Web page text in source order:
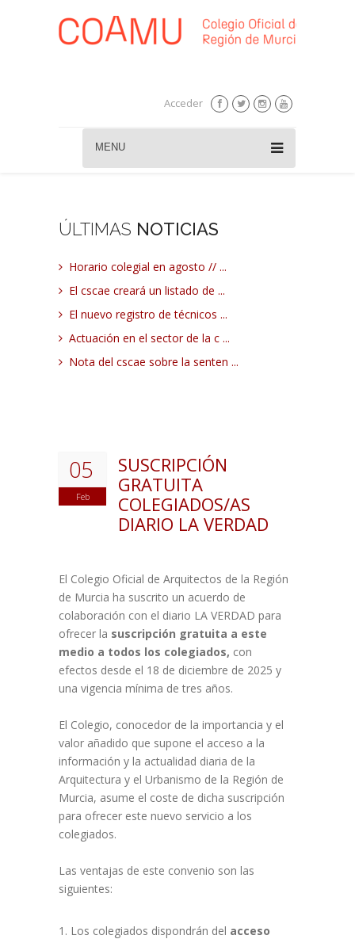
Acceder
MENU
ÚLTIMAS NOTICIAS
Horario colegial en agosto // ...
El cscae creará un listado de ...
El nuevo registro de técnicos ...
Actuación en el sector de la c ...
Nota del cscae sobre la senten ...
05
Feb
SUSCRIPCIÓN
GRATUITA
COLEGIADOS/AS
DIARIO LA VERDAD
El Colegio Oficial de Arquitectos de la Región
de Murcia ha suscrito un acuerdo de
colaboración con el diario LA VERDAD para
ofrecer la suscripción gratuita a este
medio a todos los colegiados, con
efectos desde el 18 de diciembre de 2025 y
una vigencia mínima de tres años.
El Colegio, conocedor de la importancia y el
valor añadido que supone el acceso a la
información y la actualidad diaria de la
Arquitectura y el Urbanismo de la Región de
Murcia, asume el coste de dicha suscripción
para ofrecer este nuevo servicio a los
colegiados.
Las ventajas de este convenio son las
siguientes:
Los colegiados dispondrán del acceso